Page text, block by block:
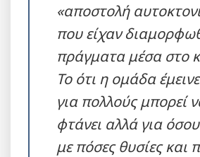
«αποστολή
που είχαν
πράγματα μέσα στο
Το ότι η ομάδα
για πολλούς μπορεί
φτάνει αλλά για
με πόσες θυσίες και